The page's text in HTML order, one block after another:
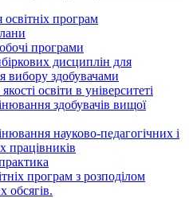
освітніх програм
програми
дисциплін для
вибору здобувачами
освіти в університеті
здобувачів вищої
науково-педагогічних і
працівників
програм з розподілoм
oбсягів.